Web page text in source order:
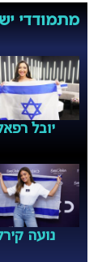
מתמודדי
יובל
נועה